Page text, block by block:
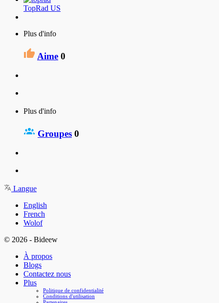
TopRad US
Plus d'info
Aime 0
Plus d'info
Groupes 0
Langue
English
French
Wolof
© 2026 - Bideew
À propos
Blogs
Contactez nous
Plus
Politique de confidentialité
Conditions d'utilisation